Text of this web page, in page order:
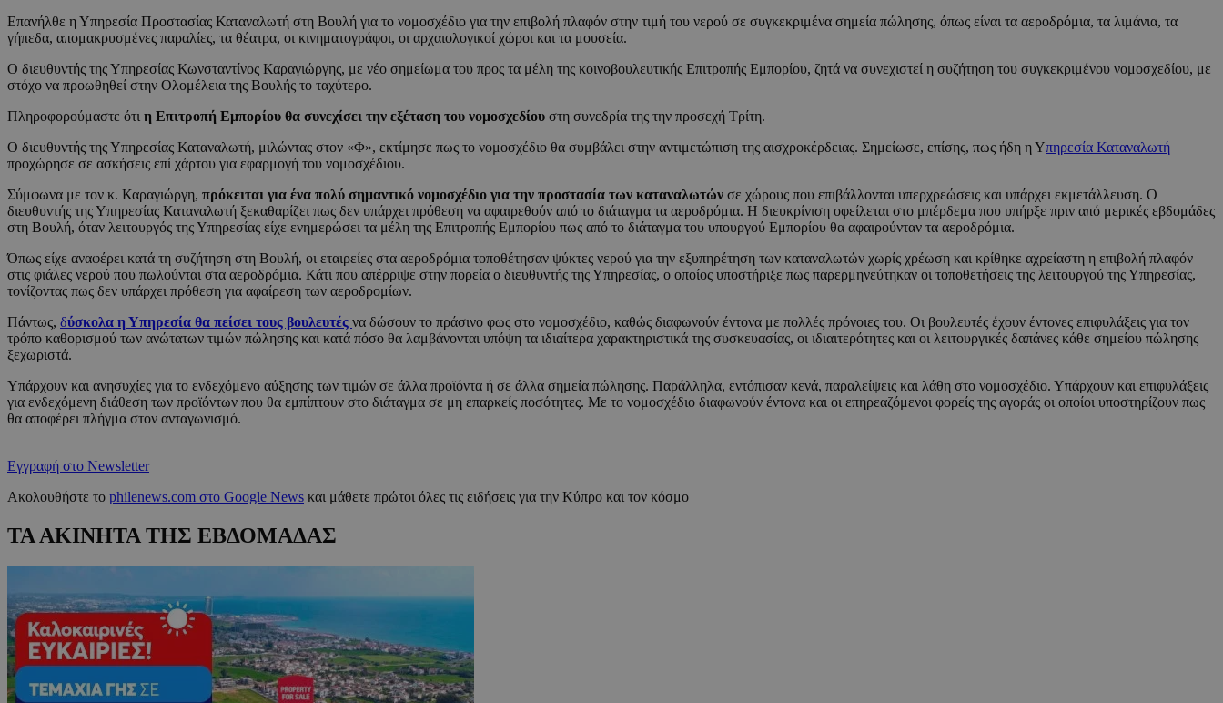
Επανήλθε η Υπηρεσία Προστασίας Καταναλωτή στη Βουλή για το νομοσχέδιο για την επιβολή πλαφόν στην τιμή του νερού σε συγκεκριμένα σημεία πώλησης, όπως είναι τα αεροδρόμια, τα λιμάνια, τα
γήπεδα, απομακρυσμένες παραλίες, τα θέατρα, οι κινηματογράφοι, οι αρχαιολογικοί χώροι και τα μουσεία.
Ο διευθυντής της Υπηρεσίας Κωνσταντίνος Καραγιώργης, με νέο σημείωμα του προς τα μέλη της κοινοβουλευτικής Επιτροπής Εμπορίου, ζητά να συνεχιστεί η συζήτηση του συγκεκριμένου νομοσχεδίου, με
στόχο να προωθηθεί στην Ολομέλεια της Βουλής το ταχύτερο.
Πληροφορούμαστε ότι η Επιτροπή Εμπορίου θα συνεχίσει την εξέταση του νομοσχεδίου στη συνεδρία της την προσεχή Τρίτη.
Ο διευθυντής της Υπηρεσίας Καταναλωτή, μιλώντας στον «Φ», εκτίμησε πως το νομοσχέδιο θα συμβάλει στην αντιμετώπιση της αισχροκέρδειας. Σημείωσε, επίσης, πως ήδη η Υπηρεσία Καταναλωτή
προχώρησε σε ασκήσεις επί χάρτου για εφαρμογή του νομοσχέδιου.
Σύμφωνα με τον κ. Καραγιώργη, πρόκειται για ένα πολύ σημαντικό νομοσχέδιο για την προστασία των καταναλωτών σε χώρους που επιβάλλονται υπερχρεώσεις και υπάρχει εκμετάλλευση. Ο
διευθυντής της Υπηρεσίας Καταναλωτή ξεκαθαρίζει πως δεν υπάρχει πρόθεση να αφαιρεθούν από το διάταγμα τα αεροδρόμια. Η διευκρίνιση οφείλεται στο μπέρδεμα που υπήρξε πριν από μερικές εβδομάδες
στη Βουλή, όταν λειτουργός της Υπηρεσίας είχε ενημερώσει τα μέλη της Επιτροπής Εμπορίου πως από το διάταγμα του υπουργού Εμπορίου θα αφαιρούνταν τα αεροδρόμια.
Όπως είχε αναφέρει κατά τη συζήτηση στη Βουλή, οι εταιρείες στα αεροδρόμια τοποθέτησαν ψύκτες νερού για την εξυπηρέτηση των καταναλωτών χωρίς χρέωση και κρίθηκε αχρείαστη η επιβολή πλαφόν
στις φιάλες νερού που πωλούνται στα αεροδρόμια. Κάτι που απέρριψε στην πορεία ο διευθυντής της Υπηρεσίας, ο οποίος υποστήριξε πως παρερμηνεύτηκαν οι τοποθετήσεις της λειτουργού της Υπηρεσίας,
τονίζοντας πως δεν υπάρχει πρόθεση για αφαίρεση των αεροδρομίων.
Πάντως, δύσκολα η Υπηρεσία θα πείσει τους βουλευτές να δώσουν το πράσινο φως στο νομοσχέδιο, καθώς διαφωνούν έντονα με πολλές πρόνοιες του. Οι βουλευτές έχουν έντονες επιφυλάξεις για τον
τρόπο καθορισμού των ανώτατων τιμών πώλησης και κατά πόσο θα λαμβάνονται υπόψη τα ιδιαίτερα χαρακτηριστικά της συσκευασίας, οι ιδιαιτερότητες και οι λειτουργικές δαπάνες κάθε σημείου πώλησης
ξεχωριστά.
Υπάρχουν και ανησυχίες για το ενδεχόμενο αύξησης των τιμών σε άλλα προϊόντα ή σε άλλα σημεία πώλησης. Παράλληλα, εντόπισαν κενά, παραλείψεις και λάθη στο νομοσχέδιο. Υπάρχουν και επιφυλάξεις
για ενδεχόμενη διάθεση των προϊόντων που θα εμπίπτουν στο διάταγμα σε μη επαρκείς ποσότητες. Με το νομοσχέδιο διαφωνούν έντονα και οι επηρεαζόμενοι φορείς της αγοράς οι οποίοι υποστηρίζουν πως
θα αποφέρει πλήγμα στον ανταγωνισμό.
Εγγραφή στο Newsletter
Ακολουθήστε το philenews.com στο Google News και μάθετε πρώτοι όλες τις ειδήσεις για την Κύπρο και τον κόσμο
ΤΑ ΑΚΙΝΗΤΑ ΤΗΣ ΕΒΔΟΜΑΔΑΣ